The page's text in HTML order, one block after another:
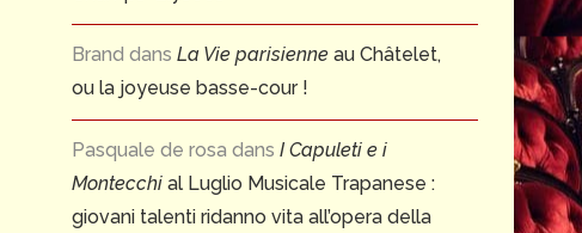
Brand dans La Vie parisienne au Châtelet,
ou la joyeuse basse-cour !
Pasquale de rosa dans I Capuleti e i
Montecchi al Luglio Musicale Trapanese :
giovani talenti ridanno vita all’opera della